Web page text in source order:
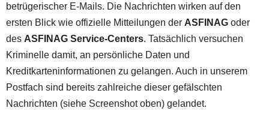
betrügerischer E-Mails. Die Nachrichten wirken auf den
ersten Blick wie offizielle Mitteilungen der ASFINAG oder
des ASFINAG Service-Centers. Tatsächlich versuchen
Kriminelle damit, an persönliche Daten und
Kreditkarteninformationen zu gelangen. Auch in unserem
Postfach sind bereits zahlreiche dieser gefälschten
Nachrichten (siehe Screenshot oben) gelandet.